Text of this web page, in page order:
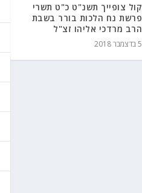
קול צופייך תשנ"ט כ"ט תשרי
פרשת נח הלכות בורר בשבת
הרב מרדכי אליהו זצ"ל
5 בדצמבר 2018